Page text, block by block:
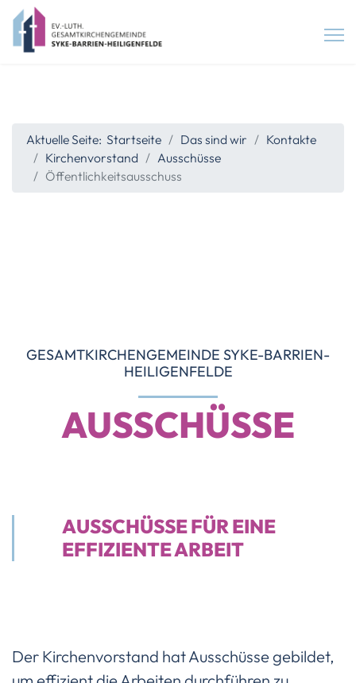
Aktuelle Seite: Startseite Das sind wir
Kontakte
Kirchenvorstand
Ausschüsse
Öffentlichkeitsausschuss
GESAMTKIRCHENGEMEINDE SYKE-BARRIEN-
HEILIGENFELDE
AUSSCHÜSSE
AUSSCHÜSSE FÜR EINE
EFFIZIENTE ARBEIT
Der Kirchenvorstand hat Ausschüsse gebildet,